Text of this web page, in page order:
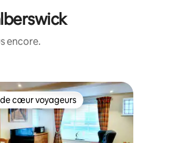
encore.
cœur voyageurs les plus appréciés
cœur voyageurs